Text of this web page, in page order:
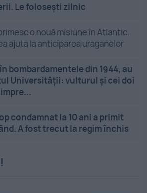
Le folosești zilnic
o nouă misiune în Atlantic.
ajuta la anticiparea uraganelor
bombardamentele din 1944, au
Universității: vulturul și cei doi
condamnat la 10 ani a primit
A fost trecut la regim închis